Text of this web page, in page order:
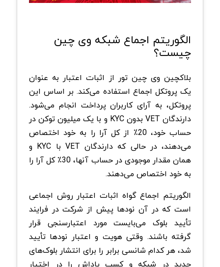
الگوریتم اجماع شبکه وی ‌چین
چیست؟
بلاکچین وی چین تور از اثبات اعتبار به عنوان
یک پروتکل اجماع استفاده می‌کند. بر اساس این
پروتکل، به آرای کاربران پرداخت انجام می‌شود.
دارندگان VET بدون KYC و با یک میلیون توکن در
حساب خود، 20٪ از کل آرا را به خود اختصاص
می‌دهند، در حالی که دارندگان VET با KYC و
همان مقدار موجودی در حساب‌ آنها، 30٪ کل آرا را
به خود اختصاص می‌دهند.
الگوریتم اجماع گواه اثبات اعتبار روش اجماعی
است که در آن نودها پیش از شرکت در فرایند
تأیید بلوک می‌بایست مورد اعتبارسنجی قرار
گرفته باشند. وقتی هویت و اعتبار نودها تأیید
شد، هر کدام شانسی برابر را برای انتشار بلوک‌های
جدید در شبکه و کسب پاداش را در اختیار